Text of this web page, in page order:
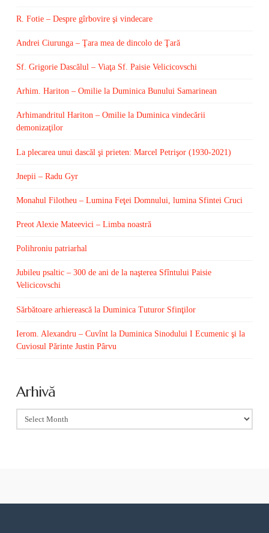
R. Fotie – Despre gîrbovire şi vindecare
Andrei Ciurunga – Ţara mea de dincolo de Ţară
Sf. Grigorie Dascălul – Viaţa Sf. Paisie Velicicovschi
Arhim. Hariton – Omilie la Duminica Bunului Samarinean
Arhimandritul Hariton – Omilie la Duminica vindecării
demonizaţilor
La plecarea unui dascăl şi prieten: Marcel Petrişor (1930-2021)
Jnepii – Radu Gyr
Monahul Filotheu – Lumina Feţei Domnului, lumina Sfintei Cruci
Preot Alexie Mateevici – Limba noastră
Polihroniu patriarhal
Jubileu psaltic – 300 de ani de la naşterea Sfîntului Paisie
Velicicovschi
Sărbătoare arhierească la Duminica Tuturor Sfinţilor
Ierom. Alexandru – Cuvînt la Duminica Sinodului I Ecumenic şi la
Cuviosul Părinte Justin Pârvu
Arhivă
Arhivă